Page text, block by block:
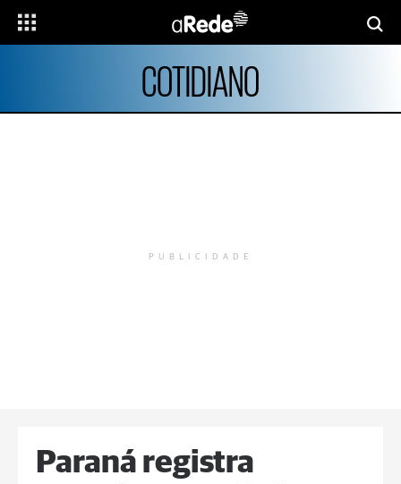
COTIDIANO
PUBLICIDADE
Paraná registra